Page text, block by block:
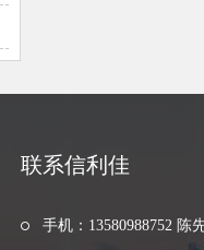
联系信利佳
手机：13580988752 陈